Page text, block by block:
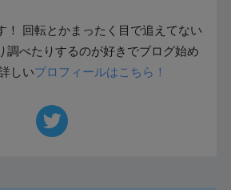
！ 回転とかまったく目で追えてない
調べたりするのが好きでブログ始め
しいプロフィールはこちら！